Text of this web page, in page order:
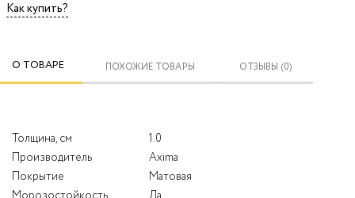
Как купить?
О ТОВАРЕ ПОХОЖИЕ ТОВАРЫ ОТЗЫВЫ (0)
Толщина, см
1.0
Производитель
Axima
Покрытие
Матовая